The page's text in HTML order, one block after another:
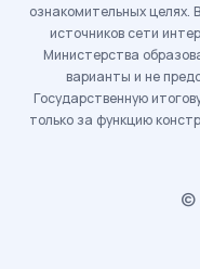
ознакомительных
источников сети
Министерства
варианты и не
Государственную
только за функцию
©